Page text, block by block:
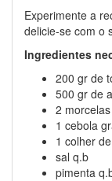
Experimente a
delicie-se com o
Ingredientes
200 gr de
500 gr de
2
1 cebola
1 colher
sal q.b
pimenta